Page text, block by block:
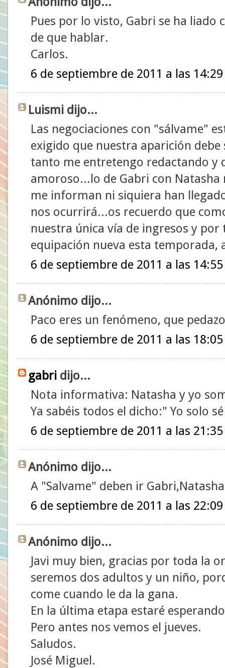
Pues por lo visto, Gabri se ha liado
de que hablar.
Carlos.
6 de septiembre de 2011 a las 14:29
Luismi dijo...
Las negociaciones con "sálvame"
exigido que nuestra aparición
tanto me entretengo redactando y
amoroso...lo de Gabri con
me informan ni siquiera han
nos ocurrirá...os recuerdo que
nuestra única vía de ingresos y
equipación nueva esta temporada,
6 de septiembre de 2011 a las 14:55
Anónimo dijo...
Paco eres un fenómeno, que
6 de septiembre de 2011 a las 18:05
gabri dijo...
Nota informativa: Natasha y yo
Ya sabéis todos el dicho:" Yo solo
6 de septiembre de 2011 a las 21:35
Anónimo dijo...
A "Salvame" deben ir
6 de septiembre de 2011 a las 22:09
Anónimo dijo...
Javi muy bien, gracias por toda la
seremos dos adultos y un niño,
come cuando le da la gana.
En la última etapa estaré
Pero antes nos vemos el jueves.
Saludos.
José Miguel.